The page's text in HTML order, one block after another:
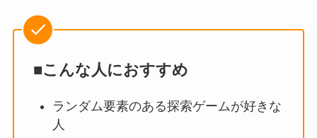
■こんな人におすすめ
ランダム要素のある探索ゲームが好きな
人